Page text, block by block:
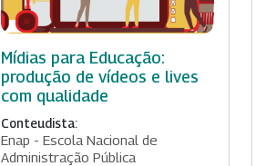
Mídias para Educação:
produção de vídeos e lives
com qualidade
Conteudista:
Enap - Escola Nacional de
Administração Pública